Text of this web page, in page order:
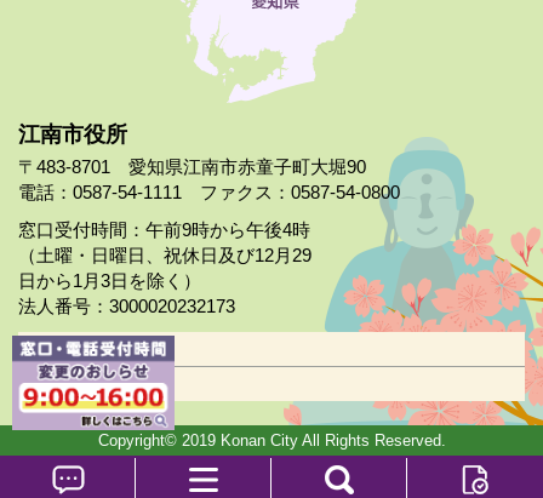
江南市役所
〒483-8701 愛知県江南市赤童子町大堀90
電話：0587-54-1111 ファクス：0587-54-0800
窓口受付時間：午前9時から午後4時
（土曜・日曜日、祝休日及び12月29
日から1月3日を除く）
法人番号：3000020232173
市役所案内
日曜市役所
Copyright© 2019 Konan City All Rights Reserved.